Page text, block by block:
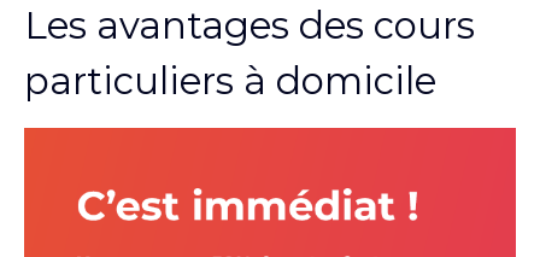
Les avantages des cours
particuliers à domicile